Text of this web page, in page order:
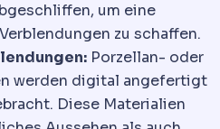
um eine
zu schaffen.
Porzellan- oder
werden digital angefertigt
Diese Materialien